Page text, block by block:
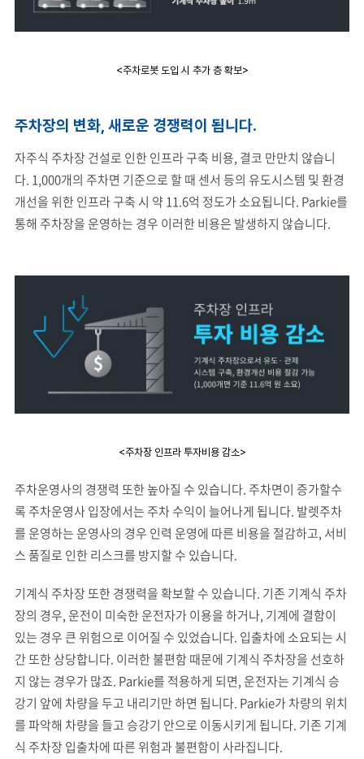
<주차로봇 도입 시 추가 층 확보>
주차장의 변화, 새로운 경쟁력이 됩니다.
자주식 주차장 건설로 인한 인프라 구축 비용, 결코 만만치 않습니
다. 1,000개의 주차면 기준으로 할 때 센서 등의 유도시스템 및 환경
개선을 위한 인프라 구축 시 약 11.6억 정도가 소요됩니다. Parkie를
통해 주차장을 운영하는 경우 이러한 비용은 발생하지 않습니다.
<주차장 인프라 투자비용 감소>
주차운영사의 경쟁력 또한 높아질 수 있습니다. 주차면이 증가할수
록 주차운영사 입장에서는 주차 수익이 늘어나게 됩니다. 발렛주차
를 운영하는 운영사의 경우 인력 운영에 따른 비용을 절감하고, 서비
스 품질로 인한 리스크를 방지할 수 있습니다.
기계식 주차장 또한 경쟁력을 확보할 수 있습니다. 기존 기계식 주차
장의 경우, 운전이 미숙한 운전자가 이용을 하거나, 기계에 결함이
있는 경우 큰 위험으로 이어질 수 있었습니다. 입출차에 소요되는 시
간 또한 상당합니다. 이러한 불편함 때문에 기계식 주차장을 선호하
지 않는 경우가 많죠. Parkie를 적용하게 되면, 운전자는 기계식 승
강기 앞에 차량을 두고 내리기만 하면 됩니다. Parkie가 차량의 위치
를 파악해 차량을 들고 승강기 안으로 이동시키게 됩니다. 기존 기계
식 주차장 입출차에 따른 위험과 불편함이 사라집니다.